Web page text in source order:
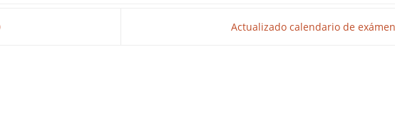
Actualizado calendario de